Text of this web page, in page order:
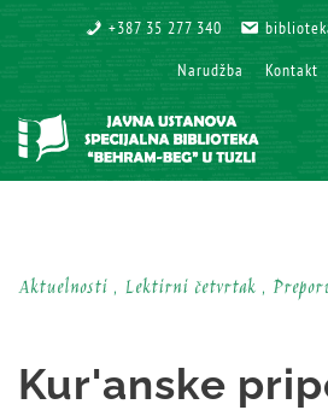
+387 35 277 340
+387 35 277 340
Narudžba
Narudžba Kontakt
Kontakt
Aktuelnosti , Lektirni četvrtak ,
Kur'anske